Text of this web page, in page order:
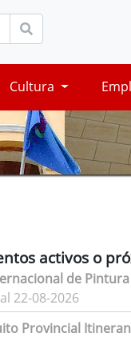
Cultura
activos o
de
22-08-2026
Provincial